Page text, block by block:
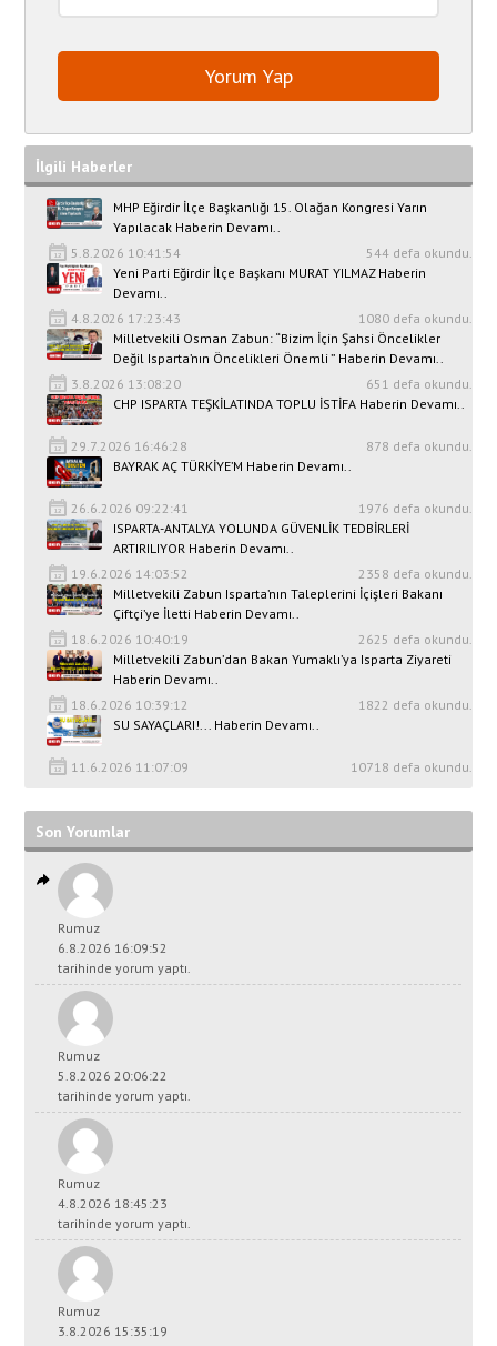
İlgili Haberler
MHP Eğirdir İlçe Başkanlığı 15. Olağan Kongresi Yarın
Yapılacak Haberin Devamı..
5.8.2026 10:41:54
544 defa okundu.
Yeni Parti Eğirdir İlçe Başkanı MURAT YILMAZ Haberin
Devamı..
4.8.2026 17:23:43
1080 defa okundu.
Milletvekili Osman Zabun: “Bizim İçin Şahsi Öncelikler
Değil Isparta’nın Öncelikleri Önemli ” Haberin Devamı..
3.8.2026 13:08:20
651 defa okundu.
CHP ISPARTA TEŞKİLATINDA TOPLU İSTİFA Haberin Devamı..
29.7.2026 16:46:28
878 defa okundu.
BAYRAK AÇ TÜRKİYE’M Haberin Devamı..
26.6.2026 09:22:41
1976 defa okundu.
ISPARTA-ANTALYA YOLUNDA GÜVENLİK TEDBİRLERİ
ARTIRILIYOR Haberin Devamı..
19.6.2026 14:03:52
2358 defa okundu.
Milletvekili Zabun Isparta’nın Taleplerini İçişleri Bakanı
Çiftçi’ye İletti Haberin Devamı..
18.6.2026 10:40:19
2625 defa okundu.
Milletvekili Zabun’dan Bakan Yumaklı’ya Isparta Ziyareti
Haberin Devamı..
18.6.2026 10:39:12
1822 defa okundu.
SU SAYAÇLARI!... Haberin Devamı..
11.6.2026 11:07:09 10718 defa okundu.
Son Yorumlar
Rumuz
6.8.2026 16:09:52
tarihinde yorum yaptı.
Rumuz
5.8.2026 20:06:22
tarihinde yorum yaptı.
Rumuz
4.8.2026 18:45:23
tarihinde yorum yaptı.
Rumuz
3.8.2026 15:35:19